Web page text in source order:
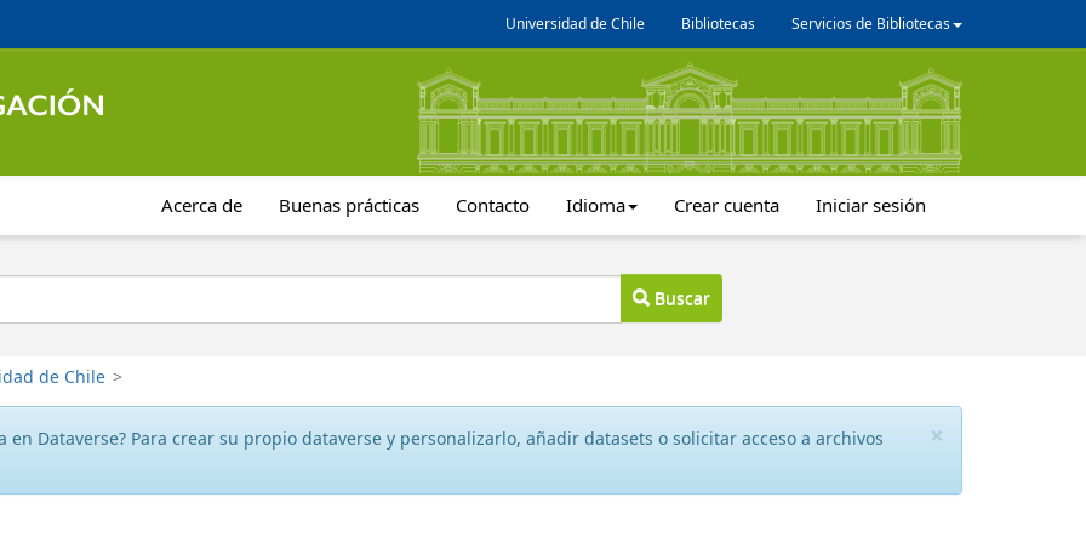
Universidad de Chile Bibliotecas Servicios de Bibliotecas
Acerca de Buenas prácticas Contacto Idioma Crear cuenta Iniciar sesión
Buscar
de Chile >
×
en Dataverse? Para crear su propio dataverse y personalizarlo, añadir datasets o solicitar acceso a archivos